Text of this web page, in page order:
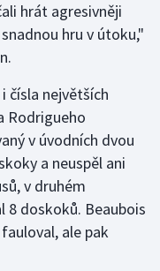
hrát agresivněji
hru v útoku,"
čísla největších
Rodrigueho
v úvodních dvou
a neuspěl ani
v druhém
8 doskoků. Beaubois
ale pak